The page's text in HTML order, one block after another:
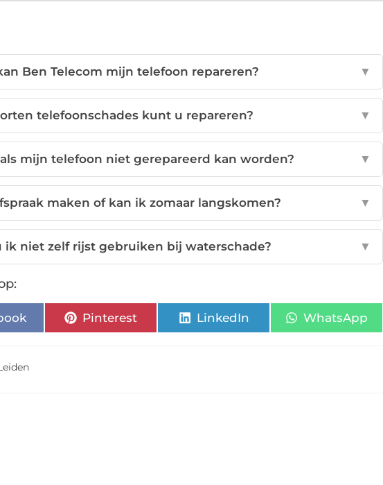
Ben Telecom mijn telefoon repareren? ▼
telefoonschades kunt u repareren? ▼
mijn telefoon niet gerepareerd kan worden? ▼
maken of kan ik zomaar langskomen? ▼
ik niet zelf rijst gebruiken bij waterschade? ▼
Pinterest LinkedIn WhatsApp